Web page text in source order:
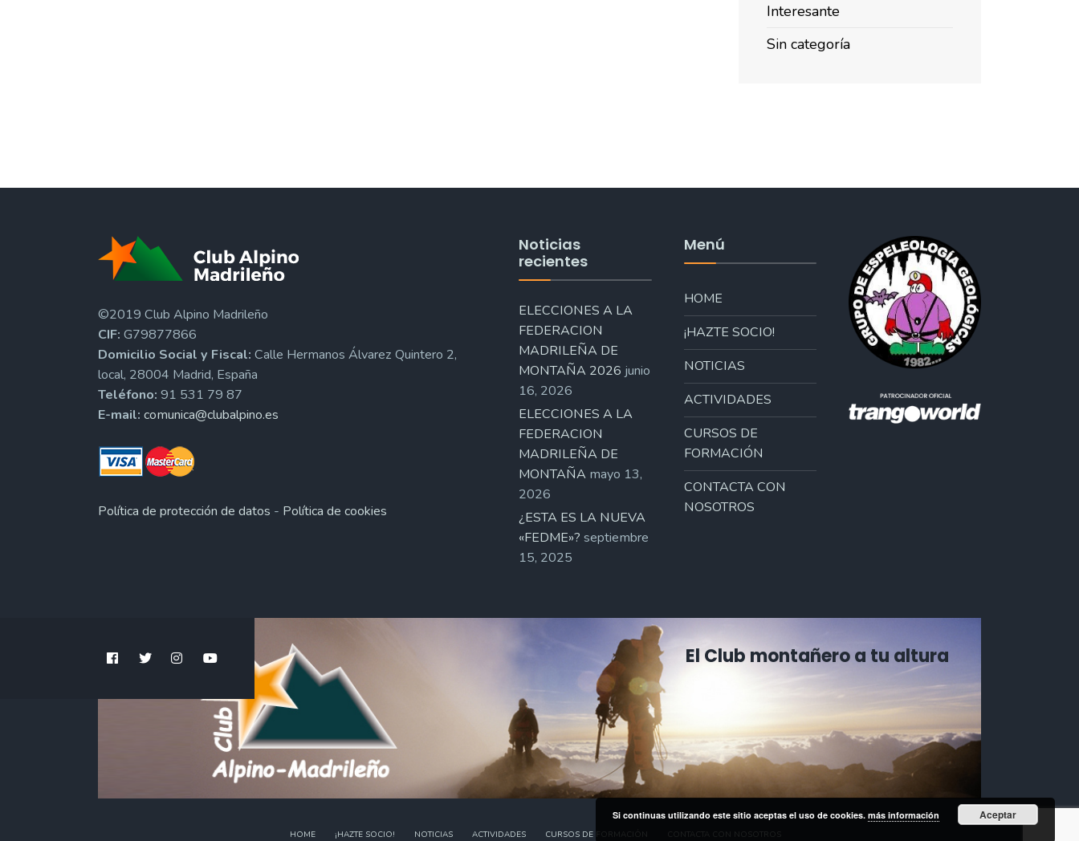
Interesante
Sin categoría
©2019 Club Alpino Madrileño
CIF: G79877866
Domicilio Social y Fiscal: Calle Hermanos Álvarez Quintero 2,
local, 28004 Madrid, España
Teléfono: 91 531 79 87
E-mail: comunica@clubalpino.es
Política de protección de datos - Política de cookies
Noticias
recientes
ELECCIONES A LA
FEDERACION
MADRILEÑA DE
MONTAÑA 2026 junio
16, 2026
ELECCIONES A LA
FEDERACION
MADRILEÑA DE
MONTAÑA mayo 13,
2026
¿ESTA ES LA NUEVA
«FEDME»? septiembre
15, 2025
Menú
HOME
¡HAZTE SOCIO!
NOTICIAS
ACTIVIDADES
CURSOS DE
FORMACIÓN
CONTACTA CON
NOSOTROS
El Club montañero a tu altura
HOME ¡HAZTE SOCIO! NOTICIAS ACTIVIDADES CURSOS DE FORMACIÓN CONTACTA CON NOSOTROS
Si continuas utilizando este sitio aceptas el uso de cookies. más información Aceptar